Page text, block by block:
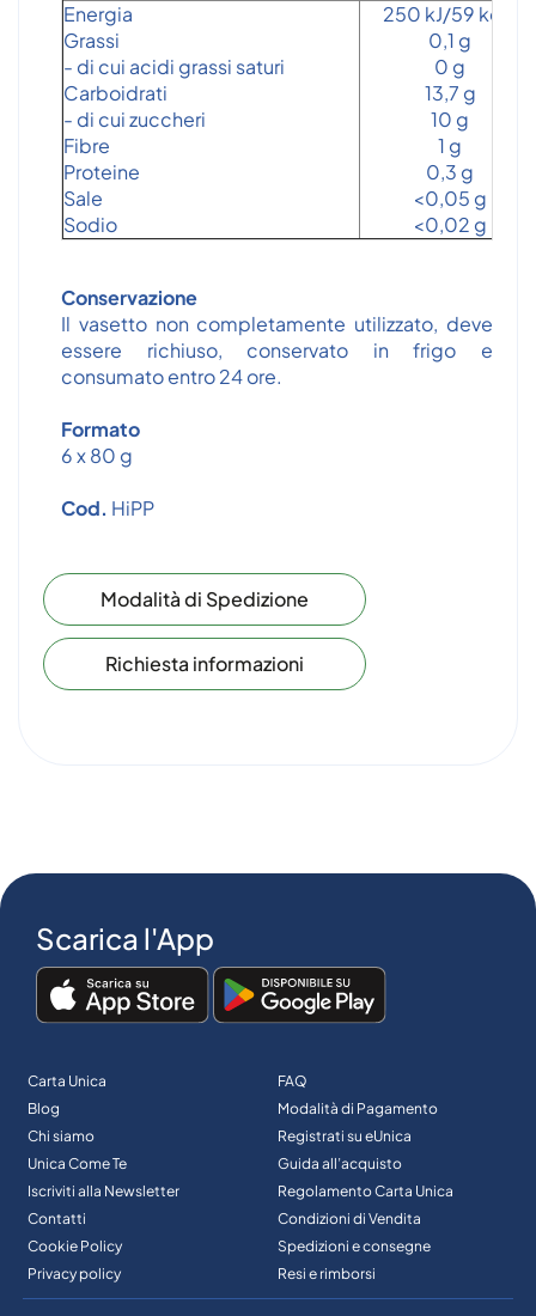
Energia
Grassi
- di cui acidi grassi saturi
Carboidrati
- di cui zuccheri
Fibre
Proteine
Sale
Sodio
250 kJ/59 kcal
0,1 g
0 g
13,7 g
10 g
1 g
0,3 g
<0,05 g
<0,02 g
Conservazione
Il vasetto non completamente utilizzato, deve
essere richiuso, conservato in frigo e
consumato entro 24 ore.
Formato
6 x 80 g
Cod. HiPP
Modalità di Spedizione
Richiesta informazioni
Scarica l'App
Carta Unica
Blog
Chi siamo
Unica Come Te
Iscriviti alla Newsletter
Contatti
Cookie Policy
Privacy policy
FAQ
Modalità di Pagamento
Registrati su eUnica
Guida all’acquisto
Regolamento Carta Unica
Condizioni di Vendita
Spedizioni e consegne
Resi e rimborsi